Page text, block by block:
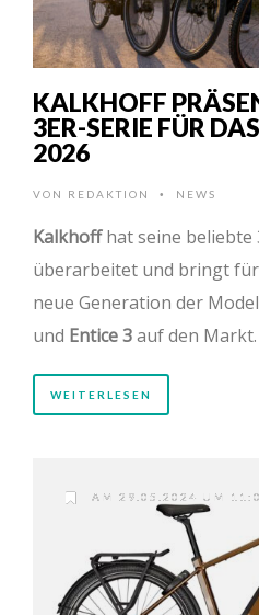
KALKHOFF
3ER-SERIE FÜR
2026
VON REDAKTION • NEWS
Kalkhoffhat seine beliebte
überarbeitet und bringt
neue Generation der
und Entice 3auf den
WEITERLESEN
AM 29.05.2024 UM